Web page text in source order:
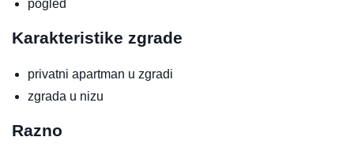
pogled
Karakteristike zgrade
privatni apartman u zgradi
zgrada u nizu
Razno